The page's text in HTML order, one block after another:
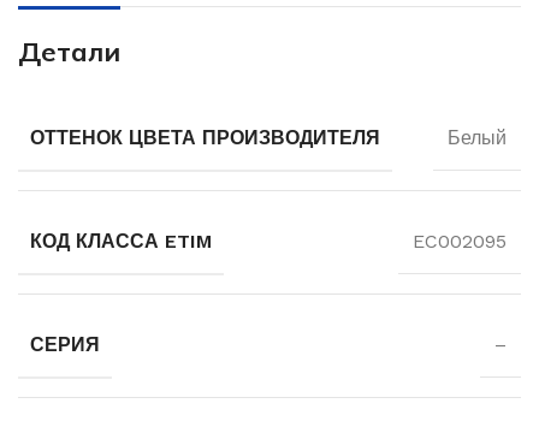
Детали
ОТТЕНОК ЦВЕТА ПРОИЗВОДИТЕЛЯ Белый
КОД КЛАССА ETIM EC002095
СЕРИЯ –